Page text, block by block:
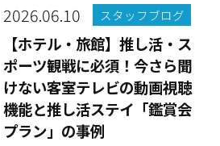
2026.06.10 スタッフブログ
【ホテル・旅館】推し活・ス
ポーツ観戦に必須！今さら聞
けない客室テレビの動画視聴
機能と推し活ステイ「鑑賞会
プラン」の事例